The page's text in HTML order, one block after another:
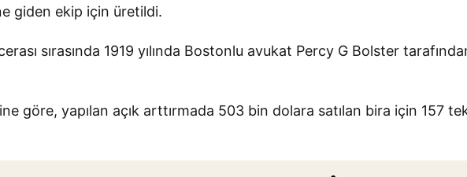
giden ekip için üretildi.
sırasında 1919 yılında Bostonlu avukat Percy G Bolster
göre, yapılan açık arttırmada 503 bin dolara satılan bira için 157